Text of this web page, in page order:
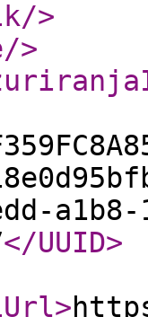
/>
/>
</UUID>
>